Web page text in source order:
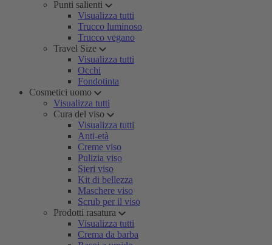
Punti salienti
Visualizza tutti
Trucco luminoso
Trucco vegano
Travel Size
Visualizza tutti
Occhi
Fondotinta
Cosmetici uomo
Visualizza tutti
Cura del viso
Visualizza tutti
Anti-età
Creme viso
Pulizia viso
Sieri viso
Kit di bellezza
Maschere viso
Scrub per il viso
Prodotti rasatura
Visualizza tutti
Crema da barba